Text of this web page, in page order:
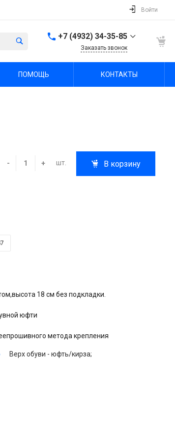
Войти
+7 (4932) 34-35-85
Заказать звонок
ПОМОЩЬ КОНТАКТЫ
- + шт. В корзину
18 см без подкладки.
юфти
метода крепления
Верх обуви -юфть/кирза;